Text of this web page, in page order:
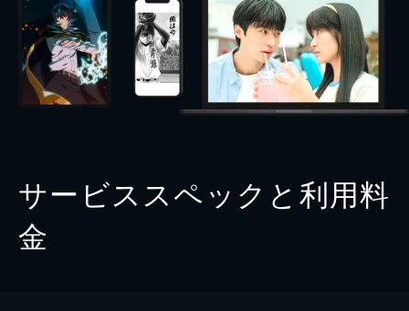
サービススペックと利用料
金